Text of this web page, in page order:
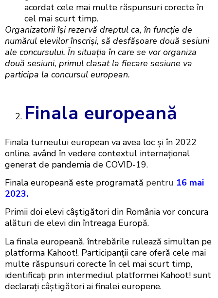
acordat cele mai multe răspunsuri corecte în
cel mai scurt timp.
Organizatoriiîși rezervă dreptul ca, în funcție de
numărul elevilor înscriși, să desfășoare două sesiuni
ale concursului. În situația în care se vor organiza
două sesiuni, primul clasat la fiecare sesiune va
participa la concursul european.
Finala europeană
Finala turneului european va avea loc și în 2022
online, având în vedere contextul internațional
generat de pandemia de COVID-19.
Finala europeană este programată pentru 16 mai
2023.
Primii doi elevi câștigători din România vor concura
alături de elevi din întreaga Europă.
La finala europeană, întrebările rulează simultan pe
platforma Kahoot!. Participanții care oferă cele mai
multe răspunsuri corecte în cel mai scurt timp,
identificați prin intermediul platformei Kahoot! sunt
declarați câștigători ai finalei europene.